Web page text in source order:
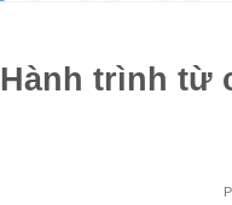
Hành trình từ